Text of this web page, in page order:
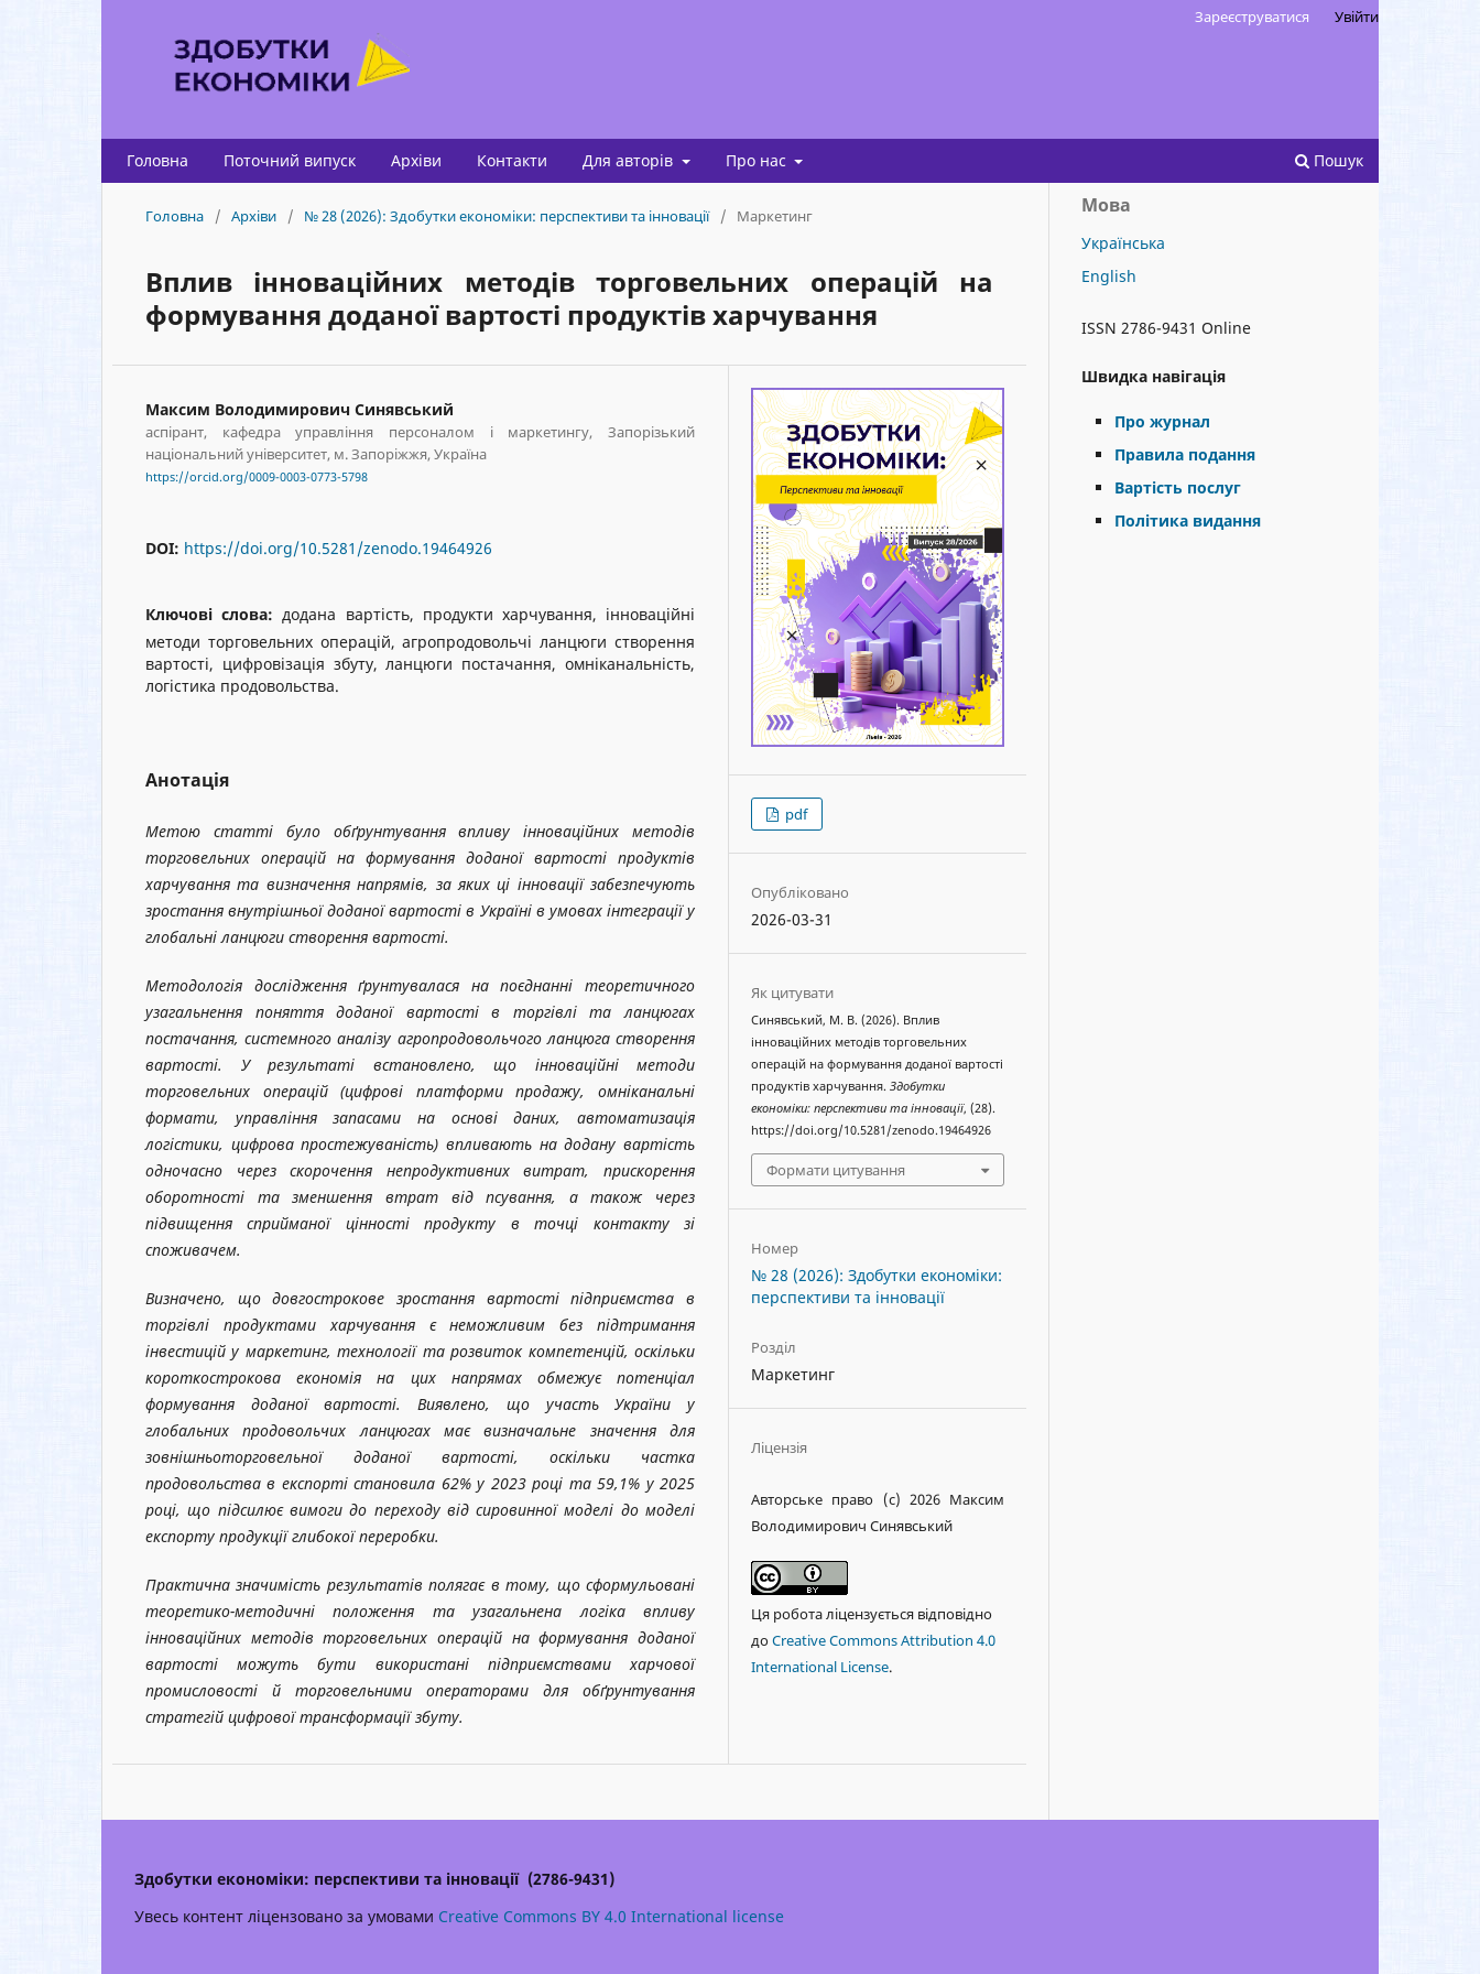
Головна Поточний випуск Архіви Контакти Для авторів Про нас Пошук
Зареєструватися Увійти
Головна / Архіви / № 28 (2026): Здобутки економіки: перспективи та інновації / Маркетинг
Вплив інноваційних методів торговельних операцій на
формування доданої вартості продуктів харчування
Максим Володимирович Синявський
аспірант, кафедра управління персоналом і маркетингу, Запорізький
національний університет, м. Запоріжжя, Україна
https://orcid.org/0009-0003-0773-5798
DOI: https://doi.org/10.5281/zenodo.19464926
Ключові слова:додана вартість, продукти харчування, інноваційні
методи торговельних операцій, агропродовольчі ланцюги створення
вартості, цифровізація збуту, ланцюги постачання, омніканальність,
логістика продовольства.
Анотація
Метою статті було обґрунтування впливу інноваційних методів
торговельних операцій на формування доданої вартості продуктів
харчування та визначення напрямів, за яких ці інновації забезпечують
зростання внутрішньої доданої вартості в Україні в умовах інтеграції у
глобальні ланцюги створення вартості.
Методологія дослідження ґрунтувалася на поєднанні теоретичного
узагальнення поняття доданої вартості в торгівлі та ланцюгах
постачання, системного аналізу агропродовольчого ланцюга створення
вартості. У результаті встановлено, що інноваційні методи
торговельних операцій (цифрові платформи продажу, омніканальні
формати, управління запасами на основі даних, автоматизація
логістики, цифрова простежуваність) впливають на додану вартість
одночасно через скорочення непродуктивних витрат, прискорення
оборотності та зменшення втрат від псування, а також через
підвищення сприйманої цінності продукту в точці контакту зі
споживачем.
Визначено, що довгострокове зростання вартості підприємства в
торгівлі продуктами харчування є неможливим без підтримання
інвестицій у маркетинг, технології та розвиток компетенцій, оскільки
короткострокова економія на цих напрямах обмежує потенціал
формування доданої вартості. Виявлено, що участь України у
глобальних продовольчих ланцюгах має визначальне значення для
зовнішньоторговельної доданої вартості, оскільки частка
продовольства в експорті становила 62% у 2023 році та 59,1% у 2025
році, що підсилює вимоги до переходу від сировинної моделі до моделі
експорту продукції глибокої переробки.
Практична значимість результатів полягає в тому, що сформульовані
теоретико-методичні положення та узагальнена логіка впливу
інноваційних методів торговельних операцій на формування доданої
вартості можуть бути використані підприємствами харчової
промисловості й торговельними операторами для обґрунтування
стратегій цифрової трансформації збуту.
pdf
Опубліковано
2026-03-31
Як цитувати
Синявський, М. В. (2026). Вплив
інноваційних методів торговельних
операцій на формування доданої вартості
продуктів харчування.Здобутки
економіки: перспективи та інновації, (28).
https://doi.org/10.5281/zenodo.19464926
Формати цитування
Номер
№ 28 (2026): Здобутки економіки:
перспективи та інновації
Розділ
Маркетинг
Ліцензія
Авторське право (c) 2026 Максим
Володимирович Синявський
Ця робота ліцензується відповідно
доCreative Commons Attribution 4.0
International License.
Мова
Українська
English
ISSN 2786-9431 Online
Швидка навігація
Про журнал
Правила подання
Вартість послуг
Політика видання
Здобутки економіки: перспективи та інновації (2786-9431)
Увесь контент ліцензовано за умовами Creative Commons BY 4.0 International license